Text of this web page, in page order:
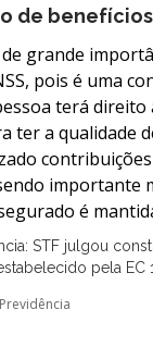
de
grande
pois é uma
terá direito
ter a qualidade
importante
é